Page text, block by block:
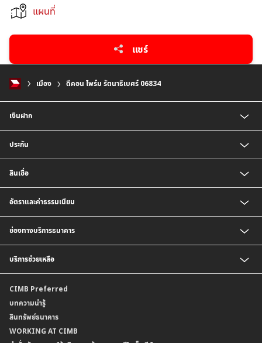
แผนที่
แชร์
เมือง ดีคอน ไพร์ม รัตนาธิเบศร์ 06834
เงินฝาก
บัญชีเงินฝากประจำ
บัญชีเงินฝากกระแสรายวัน
บัญชีเงินฝากเงินตราต่างประเทศ
ตารางเปรียบเทียบผลิตภัณฑ์
ประกัน
ประกันวินาศภัย
สินเชื่อ
สินเชื่อบ้าน
สินเชื่อบ้านแลกเงินและสินเชื่ออเนกประสงค์
อัตราและค่าธรรมเนียม
อัตราดอกเบี้ยเงินฝาก
อัตราดอกเบี้ยเงินฝากลูกค้าสถาบัน
อัตราดอกเบี้ยบัญชีเงินฝากเงินตราต่างประเทศ
อัตราดอกเบี้ยเงินกู้
กำหนดระยะเวลาการขายหรือฝากเงินได้ที่เป็นเงินตราต่างประเทศ
ค่าธรรมเนียม
อัตราค่าธรรมเนียมการฝากถอนบัญชีเงินฝากเงินตราต่างประเทศ
ข้อกำหนดบัญชีเงินฝาก
ช่องทางบริการธนาคาร
CIMB THAI Connect
บริการแจ้งเตือนผ่าน SMS
พร้อมเพย์
บริการเปิดบัญชีด้วยการยืนยันตัวตนรูปแบบดิจิทัล (NDID)
การขอและรับส่งข้อมูลรายการเคลื่อนไหวบัญชีเงินฝาก ในรูปแบบข้อมูลดิจิทัลระหว่าง
ธนาคาร (dStatement)
บริการช่วยเหลือ
สาขาธนาคาร
ข้อมูลคุณภาพการให้บริการ
คำมั่นสัญญาการให้บริการลูกค้าธนาคาร ซีไอเอ็มบี ไทย
Form Download Center
CIMB Preferred
บทความน่ารู้
สินทรัพย์ธนาคาร
WORKING AT CIMB